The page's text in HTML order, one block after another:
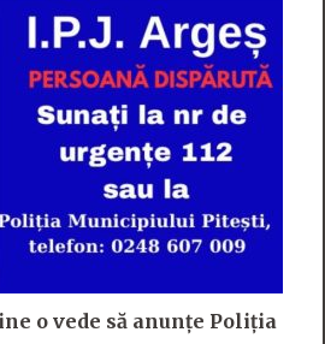
o vede să anunțe Poliția